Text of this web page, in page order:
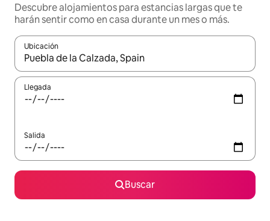
Descubre alojamientos para estancias largas que te
harán sentir como en casa durante un mes o más.
Ubicación
Cuando los resultados estén disponibles, podrás navegar
Llegada
Salida
Buscar